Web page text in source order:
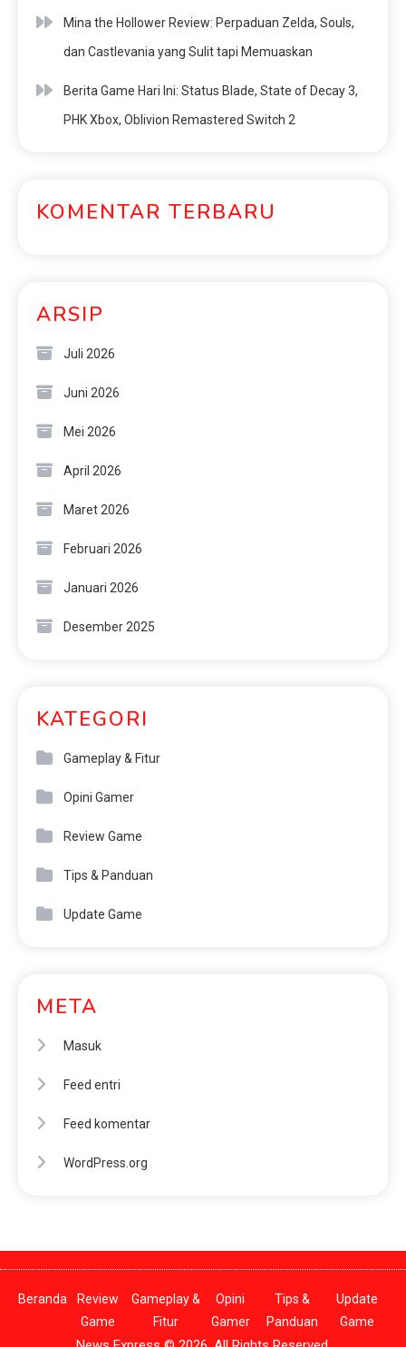
Mina the Hollower Review: Perpaduan Zelda, Souls,
dan Castlevania yang Sulit tapi Memuaskan
Berita Game Hari Ini: Status Blade, State of Decay 3,
PHK Xbox, Oblivion Remastered Switch 2
KOMENTAR TERBARU
ARSIP
Juli 2026
Juni 2026
Mei 2026
April 2026
Maret 2026
Februari 2026
Januari 2026
Desember 2025
KATEGORI
Gameplay & Fitur
Opini Gamer
Review Game
Tips & Panduan
Update Game
META
Masuk
Feed entri
Feed komentar
WordPress.org
Beranda
Review
Game
Gameplay &
Fitur
Opini
Gamer
Tips &
Panduan
Update
Game